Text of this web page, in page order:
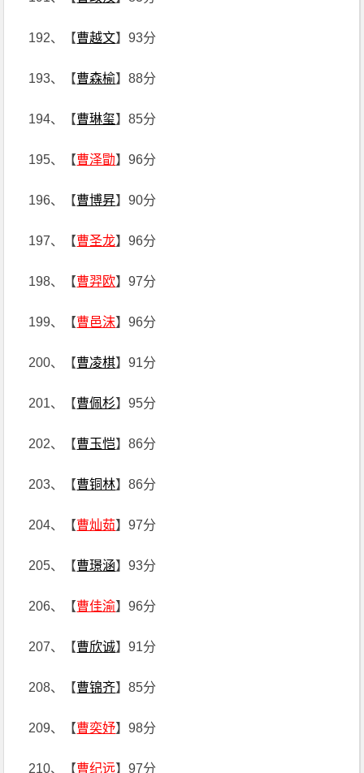
192、【曹越文】93分
193、【曹森榆】88分
194、【曹琳玺】85分
195、【曹泽勖】96分
196、【曹博昇】90分
197、【曹圣龙】96分
198、【曹羿欧】97分
199、【曹邑沫】96分
200、【曹凌棋】91分
201、【曹佩杉】95分
202、【曹玉恺】86分
203、【曹铜林】86分
204、【曹灿茹】97分
205、【曹璟涵】93分
206、【曹佳渝】96分
207、【曹欣诚】91分
208、【曹锦齐】85分
209、【曹奕妤】98分
210、【曹纪远】97分